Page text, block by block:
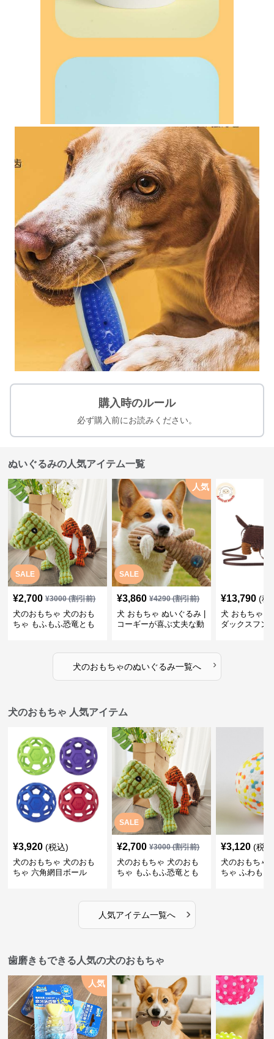
購入時のルール
必ず購入前にお読みください。
ぬいぐるみの人気アイテム一覧
SALE
¥2,700 ¥3000(割引前)
犬のおもちゃ 犬のおも
ちゃ もふもふ恐竜とも
SALE
人気
¥3,860 ¥4290(割引前)
犬 おもちゃ ぬいぐるみ |
コーギーが喜ぶ丈夫な動
¥13,790 (税
犬 おもちゃ
ダックスフン
犬のおもちゃのぬいぐるみ一覧へ ›
犬のおもちゃ 人気アイテム
¥3,920 (税込)
犬のおもちゃ 犬のおも
ちゃ 六角網目ボール
SALE
¥2,700 ¥3000(割引前)
犬のおもちゃ 犬のおも
ちゃ もふもふ恐竜とも
¥3,120 (税
犬のおもちゃ
ちゃ ふわもこ
人気アイテム一覧へ ›
歯磨きもできる人気の犬のおもちゃ
人気